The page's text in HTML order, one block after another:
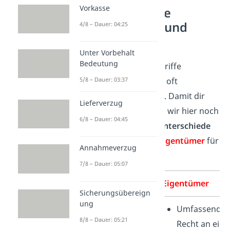
Die Unterschiede
zwischen Besitz und
Im Alltag werden die Begriffe
Eigentümer und Besitzer oft
miteinander verwechselt. Damit dir
das nicht passiert, haben wir hier noch
einmal die wichtigsten
Unterschiede
Eigentümerfür
dich zusammengefasst:
Eigentümer
Tatsächliche
Herrschaft
Umfassendes
Recht an
Vorkasse
4/8 – Dauer: 04:25
Unter Vorbehalt
Bedeutung
5/8 – Dauer: 03:37
Lieferverzug
6/8 – Dauer: 04:45
Annahmeverzug
7/8 – Dauer: 05:07
Sicherungsübereign
ung
8/8 – Dauer: 05:21